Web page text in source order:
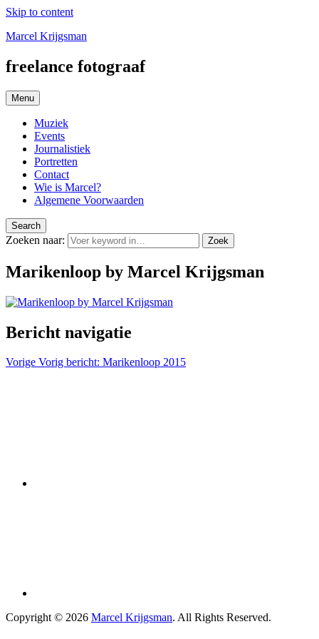
Skip to content
Marcel Krijgsman
freelance fotograaf
Menu
Muziek
Events
Journalistiek
Portretten
Contact
Wie is Marcel?
Algemene Voorwaarden
Search
Zoeken naar: Zoek
Marikenloop by Marcel Krijgsman
Bericht navigatie
Vorige Vorig bericht: Marikenloop 2015
Copyright © 2026 Marcel Krijgsman. All Rights Reserved.